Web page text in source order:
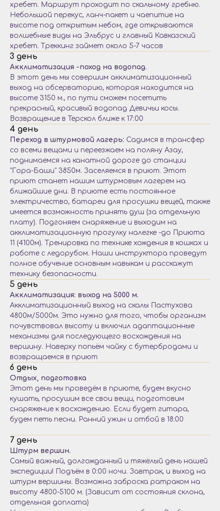
хребет. Маршрут проходит по скальному гребню.
Небольшой перекус, ланч-пакет и чаепитие на
высоте под открытым небом, где открываются
волшебные виды на Эльбрус и главный Кавказский
хребет. Треккинг займет около 5-7 часов
3 день
Акклиматизация -поход на водопад.
В этот день мы совершим акклиматизационный
выход на обсерваторию, которая находится на
высоте 3150 м., по пути сможем посетить
прекрасный, красивый водопад Девичьи косы.
Возвращение в Терскол ближе к 17:00
4 день
Переход в штурмовой лагерь: Садимся в трансфер
со всеми вещами и переезжаем на поляну Азау,
поднимаемся на канатной дороге до станции
"Гора-Баши" 3850м. Заселяемся в приют. Этот
приют станет нашим штурмовым лагерем на
ближайшие дни. В приюте есть постоянное
электричество, батареи для просушки вещей, также
имеется возможность принять душ (за отдельную
плату). Подгоняем снаряжение и выходим на
акклиматизационную прогулку налегке -до Приюта
11 (4100м). Тренировка по технике хождения в кошках и
работе с ледорубом. Наши инструктора проведут
полное обучение основным навыкам и расскажут
технику безопасности.
5 день
Акклиматизация: выход на 5000 м.
Акклиматизационный выход на скалы Пастухова
4800м/5000м. Это нужно для того, чтобы организм
почувствовал высоту и включил адаптационные
механизмы для последующего восхождения на
вершину. Наверху попьём чайку с бутербродами и
возвращаемся в приют
6 день
Отдых, подготовка
Этот день мы проведём в приюте, будем вкусно
кушать, просушим все свои вещи, подготовим
снаряжение к восхождению. Если будет гитара,
будем петь песни. Ранний ужин и отбой в 18:00
7 день
Штурм вершин.
Самый важный, долгожданный и тяжёлый день нашей
экспедиции! Подъём в 0:00 ночи. Завтрак, и выход на
штурм вершины. Возможна заброска ратраком на
высоту 4800-5100 м. (Зависит от состояния склона,
отдельная доплата)